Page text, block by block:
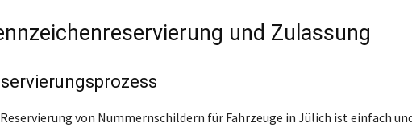
und Zulassung
von Nummernschildern für Fahrzeuge in Jülich ist einfach